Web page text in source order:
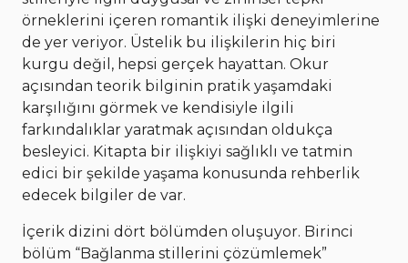
örneklerini içeren romantik ilişki deneyimlerine
de yer veriyor. Üstelik bu ilişkilerin hiç biri
kurgu değil, hepsi gerçek hayattan. Okur
açısından teorik bilginin pratik yaşamdaki
karşılığını görmek ve kendisiyle ilgili
farkındalıklar yaratmak açısından oldukça
besleyici. Kitapta bir ilişkiyi sağlıklı ve tatmin
edici bir şekilde yaşama konusunda rehberlik
edecek bilgiler de var.
İçerik dizini dört bölümden oluşuyor. Birinci
bölüm “Bağlanma stillerini çözümlemek”